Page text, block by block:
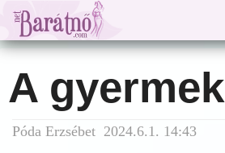
A gyermek
Póda Erzsébet 2024.6.1. 14:43